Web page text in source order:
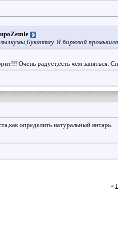
Я бирюзой
Очень радует,есть чем заняться.
определить натуральный янтарь.
«